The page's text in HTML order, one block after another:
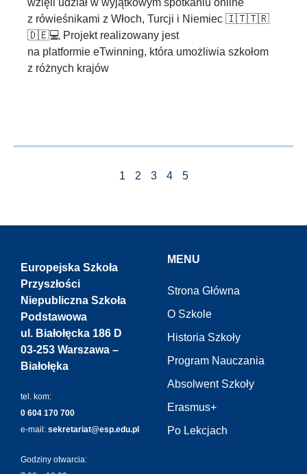
wzięli udział w wyjątkowym spotkaniu online
z rówieśnikami z Włoch, Turcji i Niemiec 🇮🇹🇹🇷
🇩🇪💻 Projekt realizowany jest
na platformie eTwinning, która umożliwia szkołom
z różnych krajów
1 2 3 4 5
Europejska Szkoła
Przyszłości
Niepubliczna Szkoła
Podstawowa
ul. Białołęcka 186 D
03-253 Warszawa –
Białołęka
tel. kom:
0 604 170 700
e-mail: sekretariat@esp.edu.pl
Godziny otwarcia:
MENU
Strona Główna
O Szkole
Historia Szkoły
Program Nauczania
Absolwent Szkoły
Erasmus+
Po Lekcjach